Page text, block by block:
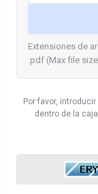
Extensiones de
.pdf (Max file
Por favor,
dentro de la